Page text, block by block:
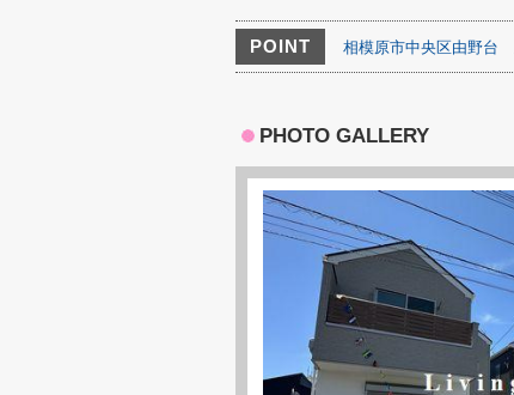
POINT 相模原市中央区由野台
PHOTO GALLERY